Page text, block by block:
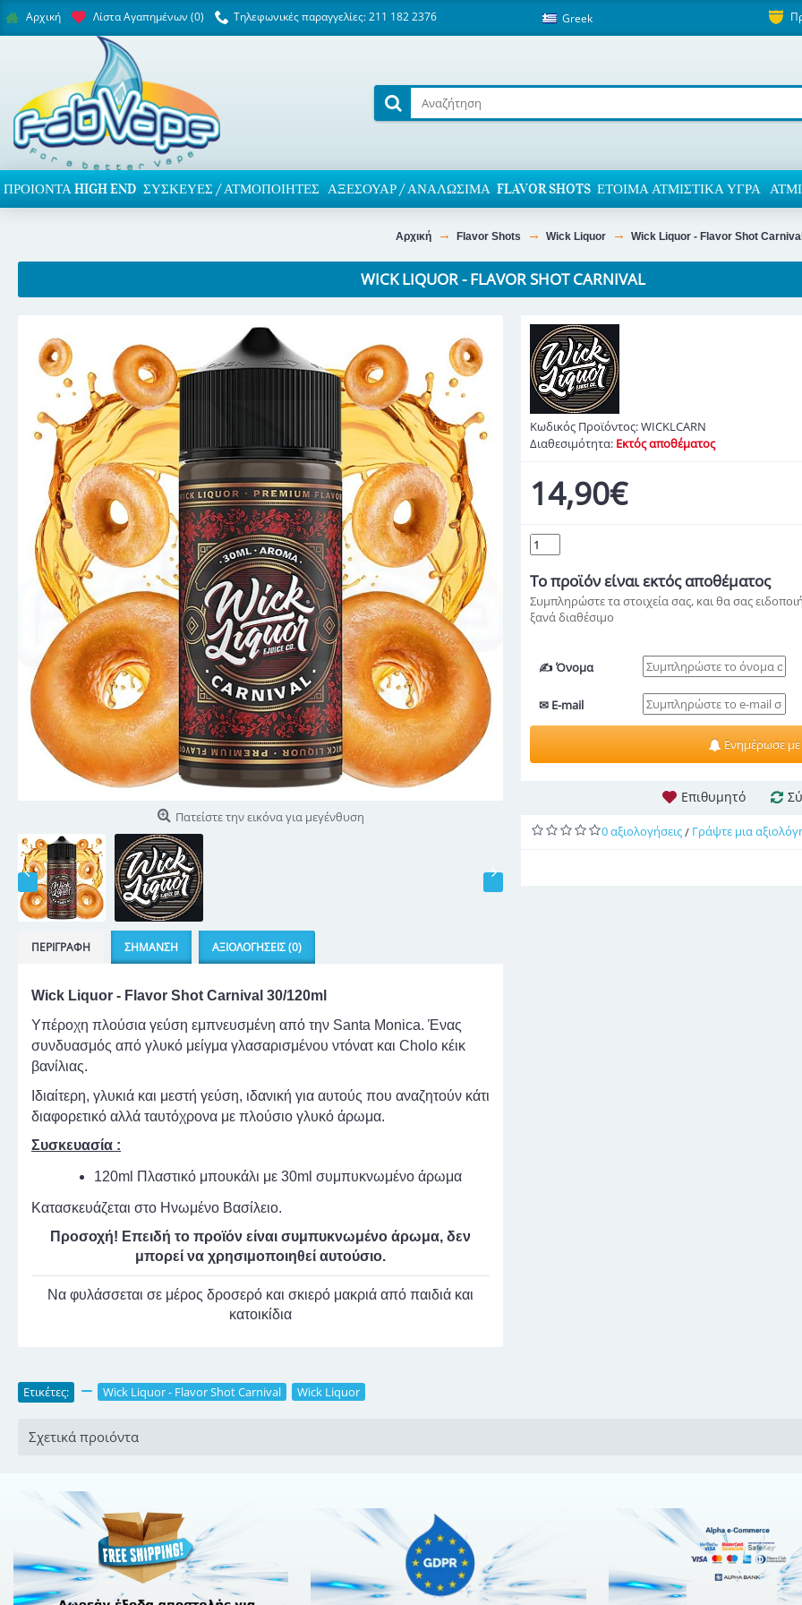
Αρχική Λίστα Αγαπημένων (0) Τηλεφωνικές παραγγελίες: 211 182 2376 Greek
ΠΡΟΙΌΝΤΑ HIGH END ΣΥΣΚΕΥΈΣ / ΑΤΜΟΠΟΙΗΤΈΣ ΑΞΕΣΟΥΆΡ / ΑΝΑΛΏΣΙΜΑ FLAVOR SHOTS ΈΤΟΙΜΑ ΑΤΜΙΣΤΙΚΆ ΥΓΡΆ
Αρχική Flavor Shots Wick Liquor Wick Liquor - Flavor Shot
WICK LIQUOR - FLAVOR SHOT CARNIVAL
Πατείστε την εικόνα για μεγένθυση
ΠΕΡΙΓΡΑΦΉ ΣΉΜΑΝΣΗ ΑΞΙΟΛΟΓΉΣΕΙΣ (0)
Wick Liquor - Flavor Shot Carnival 30/120ml
Υπέροχη πλούσια γεύση εμπνευσμένη από την Santa Monica. Ένας
συνδυασμός από γλυκό μείγμα γλασαρισμένου ντόνατ και Cholo κέικ
βανίλιας.
Ιδιαίτερη, γλυκιά και μεστή γεύση, ιδανική για αυτούς που αναζητούν κάτι
διαφορετικό αλλά ταυτόχρονα με πλούσιο γλυκό άρωμα.
Συσκευασία :
120ml Πλαστικό μπουκάλι με 30ml συμπυκνωμένο άρωμα
Κατασκευάζεται στο Ηνωμένο Βασίλειο.
Προσοχή! Επειδή το προϊόν είναι συμπυκνωμένο άρωμα, δεν
μπορεί να χρησιμοποιηθεί αυτούσιο.
Να φυλάσσεται σε μέρος δροσερό και σκιερό μακριά από παιδιά και
κατοικίδια
Κωδικός Προϊόντος:WICKLCARN
Διαθεσιμότητα: Εκτός αποθέματος
14,90€
Το προϊόνείναι εκτός αποθέματος
Συμπληρώστε τα στοιχεία σας, και θα σας
ξανά διαθέσιμο
✍ Όνομα
✉ E-mail
Ενημέρωσε με
Επιθυμητό
0 αξιολογήσεις/ Γράψτε μια
Ετικέτες: Wick Liquor - Flavor Shot Carnival Wick Liquor
Σχετικά προιόντα